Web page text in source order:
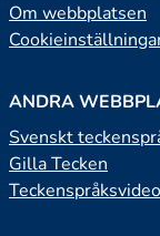
Om webbplatsen
ANDRA
Svenskt
Gilla Tecken
Teckenspråksvideo